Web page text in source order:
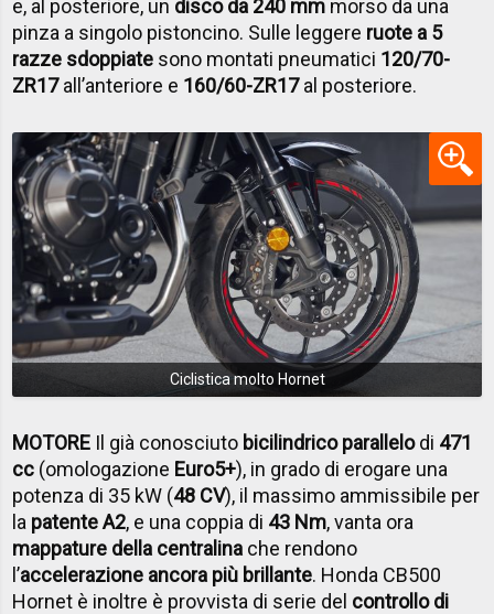
e, al posteriore, un disco da 240 mm morso da una
pinza a singolo pistoncino. Sulle leggere ruote a 5
razze sdoppiate sono montati pneumatici 120/70-
ZR17all’anteriore e 160/60-ZR17al posteriore.
Ciclistica molto Hornet
MOTORE Il già conosciuto bicilindrico parallelodi 471
cc (omologazione Euro5+), in grado di erogare una
potenza di 35 kW (48 CV), il massimo ammissibile per
la patente A2, e una coppia di 43 Nm, vanta ora
mappature della centralina che rendono
l’accelerazione ancora più brillante. Honda CB500
Hornet è inoltre è provvista di serie del controllo di